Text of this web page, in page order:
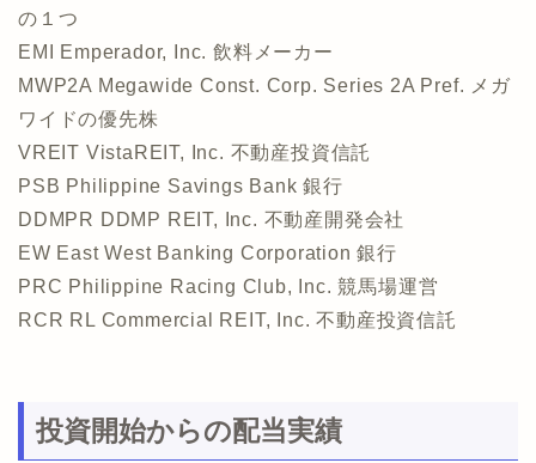
の１つ
EMI Emperador, Inc. 飲料メーカー
MWP2A Megawide Const. Corp. Series 2A Pref. メガ
ワイドの優先株
VREIT VistaREIT, Inc. 不動産投資信託
PSB Philippine Savings Bank 銀行
DDMPR DDMP REIT, Inc. 不動産開発会社
EW East West Banking Corporation 銀行
PRC Philippine Racing Club, Inc. 競馬場運営
RCR RL Commercial REIT, Inc. 不動産投資信託
投資開始からの配当実績